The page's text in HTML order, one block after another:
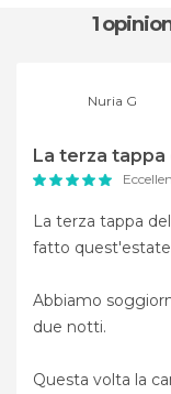
1
Nuria G
La terza tappa
La terza tappa
fatto
Abbiamo
due notti.
Questa volta la